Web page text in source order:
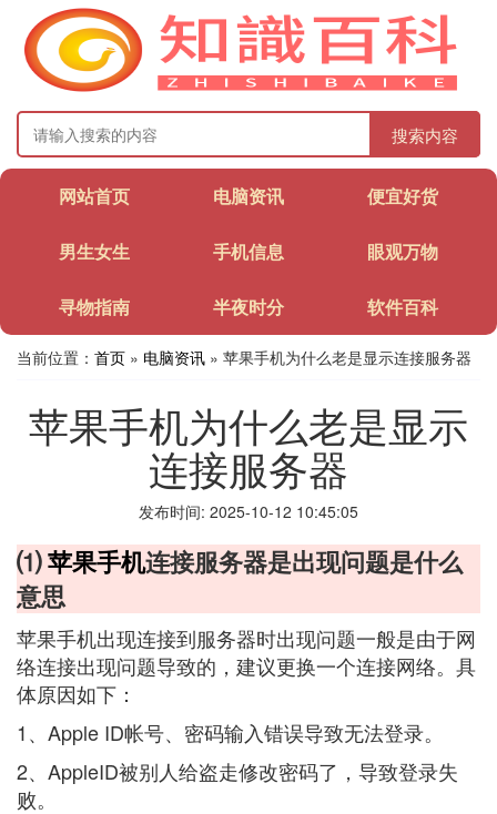
搜索内容
网站首页 电脑资讯 便宜好货
男生女生 手机信息 眼观万物
寻物指南 半夜时分 软件百科
当前位置： 首页 » 电脑资讯 » 苹果手机为什么老是显示连接服务器
苹果手机为什么老是显示
连接服务器
发布时间: 2025-10-12 10:45:05
⑴苹果手机连接服务器是出现问题是什么
意思
苹果手机出现连接到服务器时出现问题一般是由于网
络连接出现问题导致的，建议更换一个连接网络。具
体原因如下：
1、Apple ID帐号、密码输入错误导致无法登录。
2、AppleID被别人给盗走修改密码了，导致登录失
败。